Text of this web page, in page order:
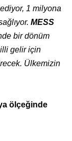
ediyor, 1 milyona
MESS
bir dönüm
gelir için
Ülkemizin
ölçeğinde